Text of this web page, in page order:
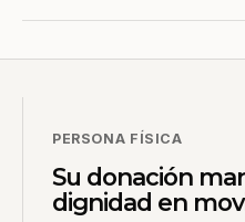
PERSONA FÍSICA
Su donación
dignidad en